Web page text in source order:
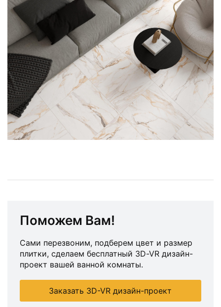
Поможем Вам!
Сами перезвоним, подберем цвет и размер
плитки, сделаем бесплатный 3D-VR дизайн-
проект вашей ванной комнаты.
Заказать 3D-VR дизайн-проект